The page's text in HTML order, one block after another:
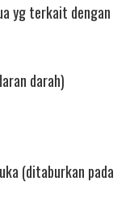
yg terkait dengan
darah)
(ditaburkan pada